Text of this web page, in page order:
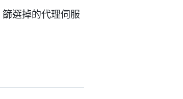
選掉的代理伺服